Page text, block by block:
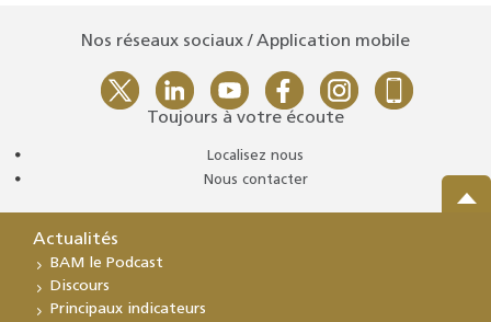
Nos réseaux sociaux / Application mobile
Toujours à votre écoute
Localisez nous
Nous contacter
Actualités
BAM le Podcast
Discours
Principaux indicateurs